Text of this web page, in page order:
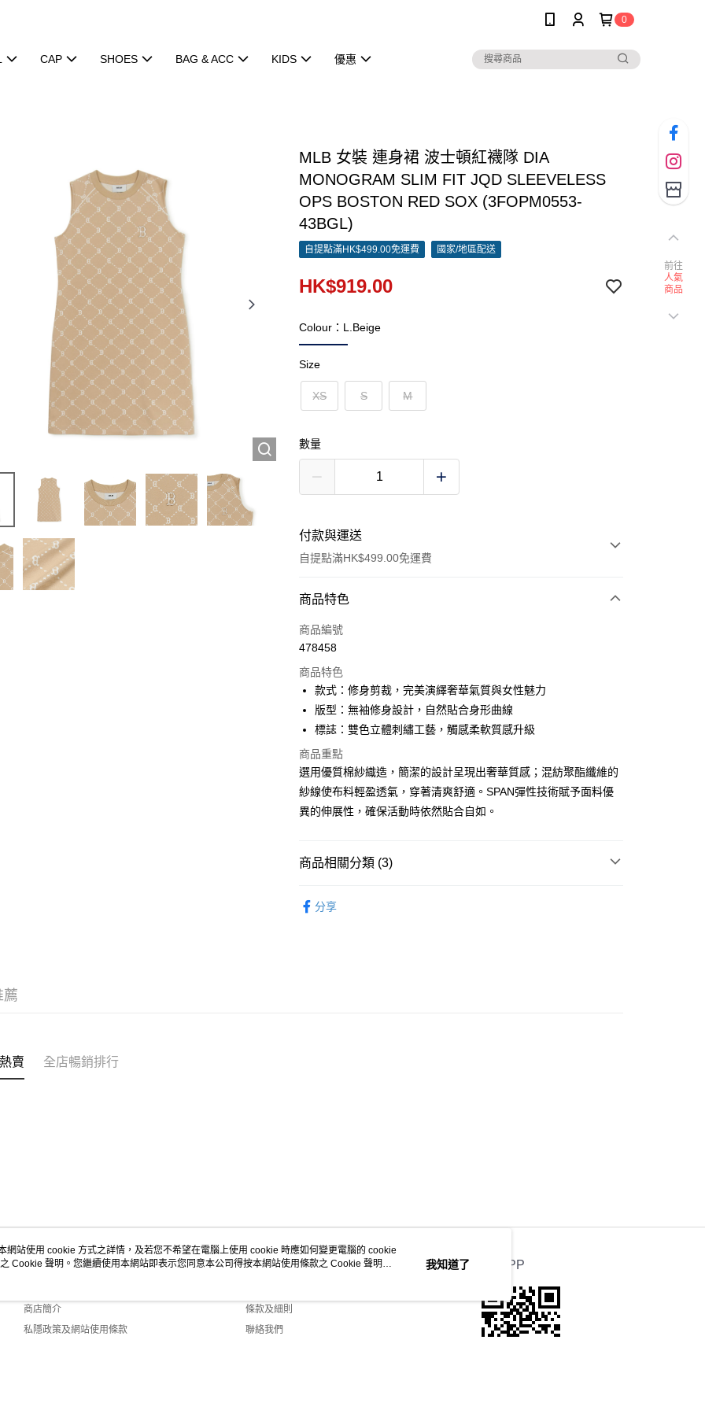
0
CAP SHOES BAG & ACC KIDS 優惠
MLB 女裝 連身裙 波士頓紅襪隊 DIA
MONOGRAM SLIM FIT JQD SLEEVELESS
OPS BOSTON RED SOX (3FOPM0553-
43BGL)
自提點滿HK$499.00免運費 國家/地區配送
HK$919.00
Colour：L.Beige
Size
XS S M
數量
付款與運送
自提點滿HK$499.00免運費
付款方式
信用卡
Google Pay
AlipayHK
送貨方式
商品特色
商品編號
478458
商品特色
款式：修身剪裁，完美演繹奢華氣質與女性魅力
版型：無袖修身設計，自然貼合身形曲線
標誌：雙色立體刺繡工藝，觸感柔軟質感升級
商品重點
選用優質棉紗織造，簡潔的設計呈現出奢華質感；混紡聚酯纖維的
紗線使布料輕盈透氣，穿著清爽舒適。SPAN彈性技術賦予面料優
異的伸展性，確保活動時依然貼合自如。
商品相關分類 (3)
分享
薦
賣 全店暢銷排行
關於我們
商店簡介
私隱政策及網站使用條款
客戶服務
條款及細則
聯絡我們
官方APP
前往
人氣
商品
網站使用 cookie 方式之詳情，及若您不希望在電腦上使用 cookie 時應如何變更電腦的 cookie
Cookie 聲明。您繼續使用本網站即表示您同意本公司得按本網站使用條款之 Cookie 聲明使
我知道了